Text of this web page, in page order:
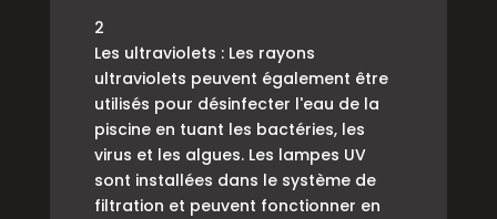
2
Les ultraviolets : Les rayons
ultraviolets peuvent également être
utilisés pour désinfecter l'eau de la
piscine en tuant les bactéries, les
virus et les algues. Les lampes UV
sont installées dans le système de
filtration et peuvent fonctionner en